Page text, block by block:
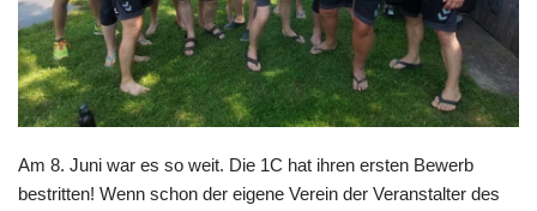
Am 8. Juni war es so weit. Die 1C hat ihren ersten Bewerb
bestritten! Wenn schon der eigene Verein der Veranstalter des